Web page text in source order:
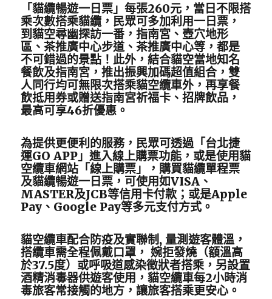
「貓纜暢遊一日票」每張260元，當日不限搭
乘次數搭乘貓纜，民眾可多加利用一日票，
到貓空尋幽探訪一番，指南宮、壺穴地形
區、茶推廣中心步道、茶推廣中心等，都是
不可錯過的景點！此外，結合貓空當地知名
餐飲及指南宮，推出振興加碼超值組合，雙
人同行均可無限次搭乘貓空纜車外，再享餐
飲抵用券或贈送指南宮祈福卡、招牌飲品，
最高可享46折優惠。
為提供更便利的服務，民眾可透過「台北捷
運GO APP」進入線上購票功能，或是使用貓
空纜車網站「線上購票」，購買貓纜單程票
及貓纜暢遊一日票，可使用如VISA、
MASTER及JCB等信用卡付款；或是Apple
Pay、Google Pay等多元支付方式。
貓空纜車配合防疫及實聯制, 量測遊客體溫，
搭纜車需全程佩戴口罩， 婉拒發燒（額溫高
於37.5度）或呼吸道感染徵狀者搭乘，另設置
酒精消毒器供遊客使用，貓空纜車每2小時消
毒旅客常接觸的地方，讓旅客搭乘更安心。